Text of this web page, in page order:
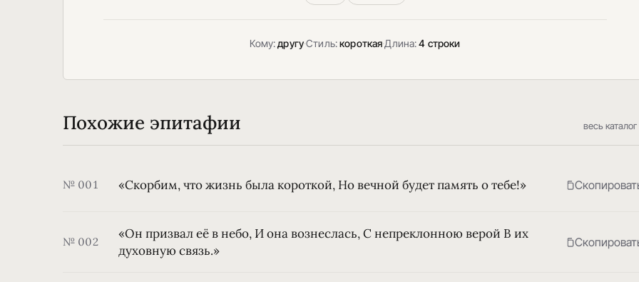
Кому:другу·Стиль:короткая·Длина:4 строки
Похожие эпитафии весь
№ 001 «Скорбим, что жизнь была короткой, Но вечной будет память о тебе!»
№ 002
«Он призвал её в небо, И она вознеслась, С непреклонною верой В их
духовную связь.»